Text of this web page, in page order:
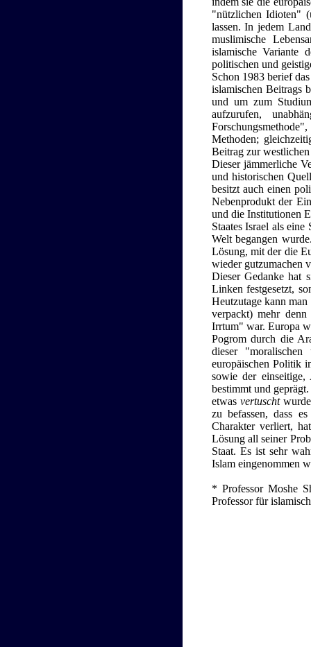
"nützlichen Idioten"
lassen. In jedem
muslimische
islamische Variante
politischen und
Schon 1983 berief
islamischen Beitrags
und um zum
aufzurufen,
Methoden;
Beitrag zur
Dieser jämmerliche
und historischen
besitzt auch einen
Nebenprodukt der
und die Institutionen
Staates Israel als
Welt begangen
Lösung, mit der die
wieder gutzumachen
Dieser Gedanke hat
Linken festgesetzt,
Heutzutage kann
verpackt) mehr
Irrtum" war. Europa
Pogrom durch die
dieser
europäischen Politik
sowie der
bestimmt und
etwas vertuscht
zu befassen, dass
Charakter verliert,
Lösung all seiner
Staat. Es ist sehr
Islam eingenommen
* Professor Moshe
Professor für